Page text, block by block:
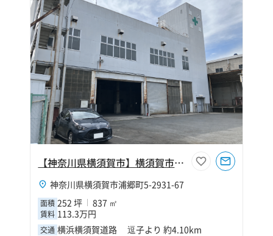
【神奈川県横須賀市】横須賀市浦郷町252坪倉庫
神奈川県横須賀市浦郷町5-2931-67
面積 252 坪 837 ㎡
賃料 113.3万円
交通 横浜横須賀道路 逗子より 約4.10km